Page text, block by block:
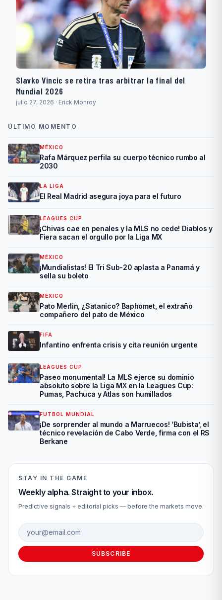
Slavko Vincic se retira tras arbitrar la final del
Mundial 2026
julio 27, 2026 · Erick Monroy
ÚLTIMO MOMENTO
MÉXICO
Rafa Márquez perfila su cuerpo técnico rumbo al
2030
LA LIGA
El Real Madrid asegura joya para el futuro
LEAGUES CUP
¡Chivas cae en penales y la MLS no cede! Diablos y
Fiera sacan el orgullo por la Liga MX
MÉXICO
¡Mundialistas! El Tri Sub-20 aplasta a Panamá y
sella su boleto
MÉXICO
Pato Merlin, ¿Satanico? Baphomet, el extraño
compañero del pato de México
FIFA
Infantino enfrenta crisis y cita reunión urgente
LEAGUES CUP
Paseo monumental! La MLS ejerce su dominio
absoluto sobre la Liga MX en la Leagues Cup:
Pumas, Pachuca y Atlas son humillados
FUTBOL MUNDIAL
¡De sorprender al mundo a Marruecos! ‘Bubista’, el
técnico revelación de Cabo Verde, firma con el RS
Berkane
STAY IN THE GAME
Weekly alpha. Straight to your inbox.
Predictive signals + editorial picks — before the markets move.
Email address
SUBSCRIBE